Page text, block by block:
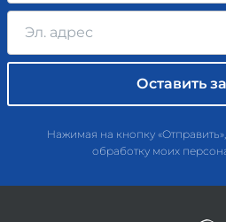
Нажимая на кнопку
обработку моих